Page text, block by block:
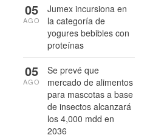
Jumex incursiona en
la categoría de
yogures bebibles con
proteínas
05
AGO
Se prevé que
mercado de alimentos
para mascotas a base
de insectos alcanzará
los 4,000 mdd en
2036
05
AGO